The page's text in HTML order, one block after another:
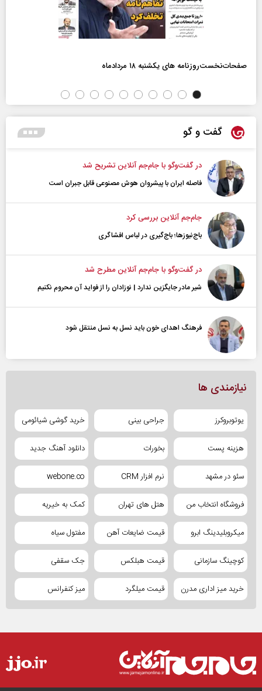
صفحات‌نخست‌روزنامه ها‌ی یکشنبه ۱۸ مردادماه
گفت و گو
در گفت‌و‌گو با جام‌جم آنلاین تشریح شد
فاصله ایران با پیشرو‌ان هوش مصنوعی قابل جبران است
جام‌جم آنلاین بررسی کرد
باج‌نیوزها؛ باج‌گیری در لباس افشاگری
در گفت‌و‌گو با جام‌جم آنلاین مطرح شد
شیر مادر جایگزین ندارد | نوزادان را از فواید آن محروم نکنیم
فرهنگ اهدای خون باید نسل به نسل منتقل شود
نیازمندی ها
یوتوبروکرز جراحی بینی خرید گوشی شیائومی
هزینه پست بخورات دانلود آهنگ جدید
سئو در مشهد نرم افزار CRM webone.co
فروشگاه انتخاب من هتل های تهران کمک به خیریه
میکروبلیدینگ ابرو قیمت ضایعات آهن مفتول سیاه
کوچینگ سازمانی قیمت هبلکس جک سقفی
خرید میز اداری مدرن قیمت میلگرد میز کنفرانس